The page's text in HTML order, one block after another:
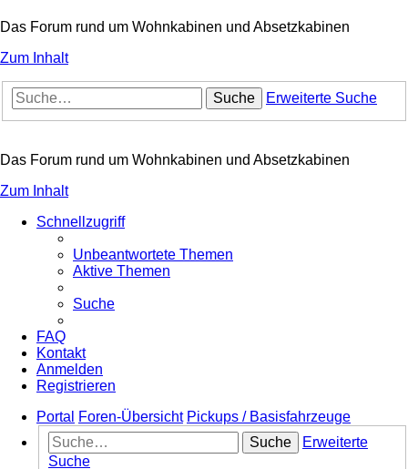
Das Forum rund um Wohnkabinen und Absetzkabinen
Zum Inhalt
Suche Erweiterte Suche
Das Forum rund um Wohnkabinen und Absetzkabinen
Zum Inhalt
Schnellzugriff
Unbeantwortete Themen
Aktive Themen
Suche
FAQ
Kontakt
Anmelden
Registrieren
Portal
Foren-Übersicht Pickups / Basisfahrzeuge
Suche
Erweiterte
Suche